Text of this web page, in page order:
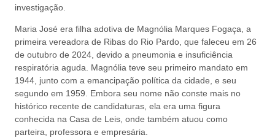
investigação.
Maria José era filha adotiva de Magnólia Marques Fogaça, a
primeira vereadora de Ribas do Rio Pardo, que faleceu em 26
de outubro de 2024, devido a pneumonia e insuficiência
respiratória aguda. Magnólia teve seu primeiro mandato em
1944, junto com a emancipação política da cidade, e seu
segundo em 1959. Embora seu nome não conste mais no
histórico recente de candidaturas, ela era uma figura
conhecida na Casa de Leis, onde também atuou como
parteira, professora e empresária.